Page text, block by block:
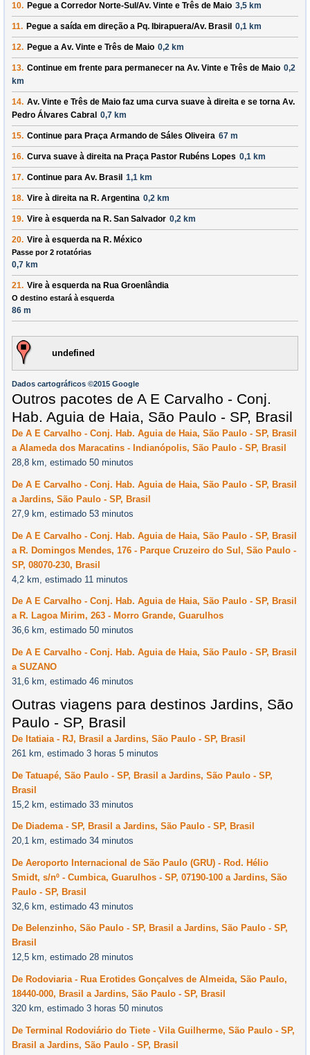
10. Pegue a Corredor Norte-Sul /Av. Vinte e Três de Maio 3,5 km
11. Pegue a saída em direção a Pq. Ibirapuera/Av. Brasil 0,1 km
12. Pegue a Av. Vinte e Três de Maio 0,2 km
13. Continue em frente para permanecer na Av. Vinte e Três de Maio 0,2
km
14. Av. Vinte e Três de Maio faz uma curva suave à direita e se torna Av.
Pedro Álvares Cabral 0,7 km
15. Continue para Praça Armando de Sáles Oliveira 67 m
16. Curva suave à direita na Praça Pastor Rubéns Lopes 0,1 km
17. Continue para Av. Brasil 1,1 km
18. Vire à direita na R. Argentina 0,2 km
19. Vire à esquerda na R. San Salvador 0,2 km
20. Vire à esquerda na R. México
Passe por 2 rotatórias
0,7 km
21. Vire à esquerda na Rua Groenlândia
O destino estará à esquerda
86 m
undefined
Dados cartográficos ©2015 Google
Outros pacotes de A E Carvalho - Conj.
Hab. Aguia de Haia, São Paulo - SP, Brasil
De A E Carvalho - Conj. Hab. Aguia de Haia, São Paulo - SP, Brasil
a Alameda dos Maracatins - Indianópolis, São Paulo - SP, Brasil
28,8 km, estimado 50 minutos
De A E Carvalho - Conj. Hab. Aguia de Haia, São Paulo - SP, Brasil
a Jardins, São Paulo - SP, Brasil
27,9 km, estimado 53 minutos
De A E Carvalho - Conj. Hab. Aguia de Haia, São Paulo - SP, Brasil
a R. Domingos Mendes, 176 - Parque Cruzeiro do Sul, São Paulo -
SP, 08070-230, Brasil
4,2 km, estimado 11 minutos
De A E Carvalho - Conj. Hab. Aguia de Haia, São Paulo - SP, Brasil
a R. Lagoa Mirim, 263 - Morro Grande, Guarulhos
36,6 km, estimado 50 minutos
De A E Carvalho - Conj. Hab. Aguia de Haia, São Paulo - SP, Brasil
a SUZANO
31,6 km, estimado 46 minutos
Outras viagens para destinos Jardins, São
Paulo - SP, Brasil
De Itatiaia - RJ, Brasil a Jardins, São Paulo - SP, Brasil
261 km, estimado 3 horas 5 minutos
De Tatuapé, São Paulo - SP, Brasil a Jardins, São Paulo - SP,
Brasil
15,2 km, estimado 33 minutos
De Diadema - SP, Brasil a Jardins, São Paulo - SP, Brasil
20,1 km, estimado 34 minutos
De Aeroporto Internacional de São Paulo (GRU) - Rod. Hélio
Smidt, s/nº - Cumbica, Guarulhos - SP, 07190-100 a Jardins, São
Paulo - SP, Brasil
32,6 km, estimado 43 minutos
De Belenzinho, São Paulo - SP, Brasil a Jardins, São Paulo - SP,
Brasil
12,5 km, estimado 28 minutos
De Rodoviaria - Rua Erotides Gonçalves de Almeida, São Paulo,
18440-000, Brasil a Jardins, São Paulo - SP, Brasil
320 km, estimado 3 horas 50 minutos
De Terminal Rodoviário do Tiete - Vila Guilherme, São Paulo - SP,
Brasil a Jardins, São Paulo - SP, Brasil